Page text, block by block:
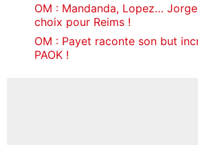
OM : Mandanda, Lopez…
choix pour Reims !
OM : Payet raconte son but
PAOK !